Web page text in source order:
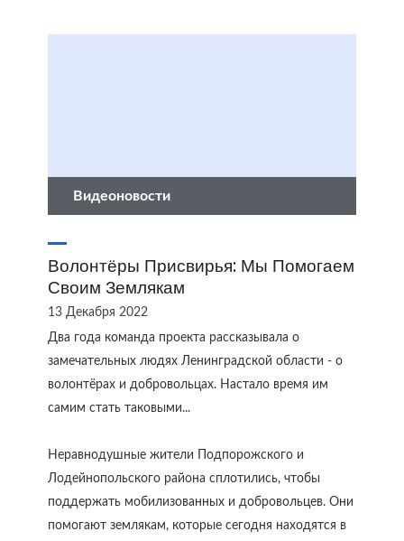
Видеоновости
Волонтёры Присвирья: Мы Помогаем
Своим Землякам
13 Декабря 2022
Два года команда проекта рассказывала о
замечательных людях Ленинградской области - о
волонтёрах и добровольцах. Настало время им
самим стать таковыми...
Неравнодушные жители Подпорожского и
Лодейнопольского района сплотились, чтобы
поддержать мобилизованных и добровольцев. Они
помогают землякам, которые сегодня находятся в